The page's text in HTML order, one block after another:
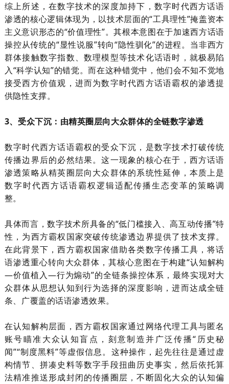
综上所述，在数字技术的深度加持下，数字时代西方话语
渗透的核心逻辑体现为，以技术层面的“工具理性”掩盖资本
主义意识形态的“价值理性”。其根本意图在于加速西方话语
操控从传统的“显性说服”转向“隐性驯化”的进程。当非西方
群体接触数字指数、数理模型等技术化话语时，就极易陷
入“科学认知”的错觉。而在这种错觉中，他们会不知不觉地
接受西方价值观，进而为数字时代西方话语霸权的渗透提
供隐性支撑。
3、受众下沉：由精英圈层向大众群体的全链数字渗透
数字时代西方话语霸权的受众下沉，是数字技术打破传统
传播边界后的必然结果。这一现象的核心在于，西方话语
渗透策略从精英圈层向大众群体的系统性延伸，本质上是
数字时代西方话语霸权逻辑适配传播生态变革的策略调
整。
具体而言，数字技术所具备的“低门槛接入、高互动传播”特
性，为西方霸权国家突破传统渗透边界提供了技术支撑。
在此背景下，西方霸权国家借助各类数字传播工具，将话
语渗透重心转向大众群体，其核心意图在于构建“认知解构
—价值植入—行为煽动”的全链条操控体系，最终实现对大
众群体从思想认知到行为选择的深度影响，进而达成全链
条、广覆盖的话语渗透效果。
在认知解构层面，西方霸权国家通过网络代理工具与匿名
账号瞄准大众认知盲点，刻意制造并广泛传播“历史秘
闻”“制度黑料”等虚假信息。这种操作，起先往往是通过虚
构情节、拼凑史料等数字手段扭曲历史事实，然后依托算
法精准推送形成封闭的传播圈层，不断固化大众的认知偏